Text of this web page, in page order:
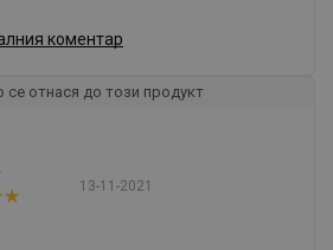
коментар
се отнася до този продукт
13-11-2021